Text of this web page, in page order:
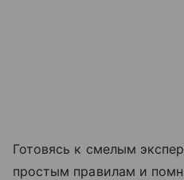
Готовясь к смелым
простым правилам и